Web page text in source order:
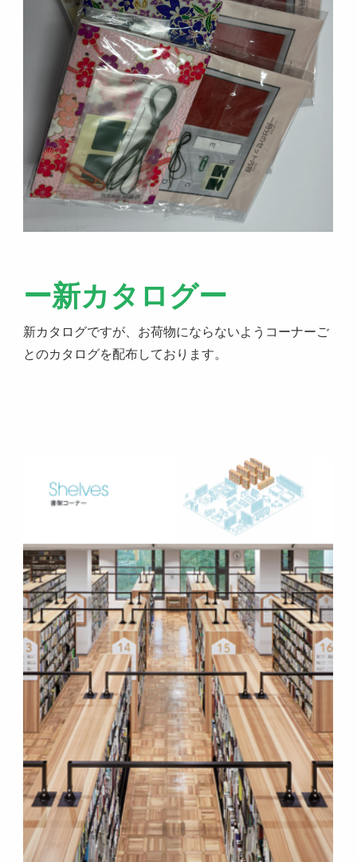
ー新カタログー
新カタログですが、お荷物にならないようコーナーご
とのカタログを配布しております。